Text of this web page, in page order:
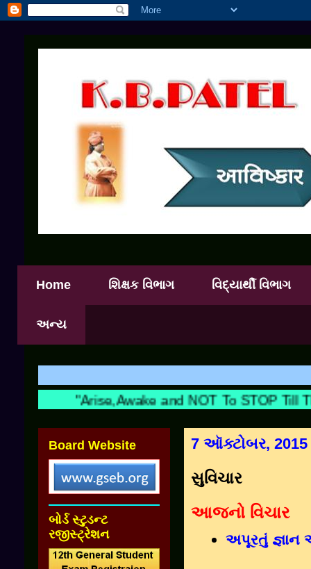
Home શિક્ષક વિભાગ વિદ્યાર્થી વિભાગ
અન્ય
"Arise,Awake and NOT To STOP Till
7 ઑક્ટોબર, 2015
સુવિચાર
આજનો વિચાર
અપૂરતું જ્ઞાન
Board Website
બોર્ડ સ્ટુડન્ટ
રજીસ્ટ્રેશન